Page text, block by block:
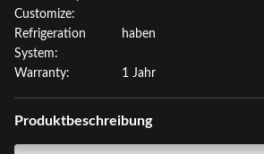
Customize:
Refrigeration
System:
haben
Warranty: 1 Jahr
Produktbeschreibung